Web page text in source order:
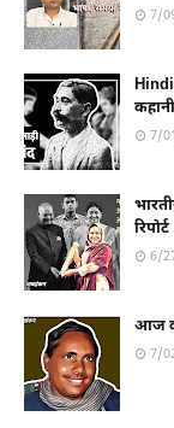
7/
कहानी
7/
6/
आज
7/